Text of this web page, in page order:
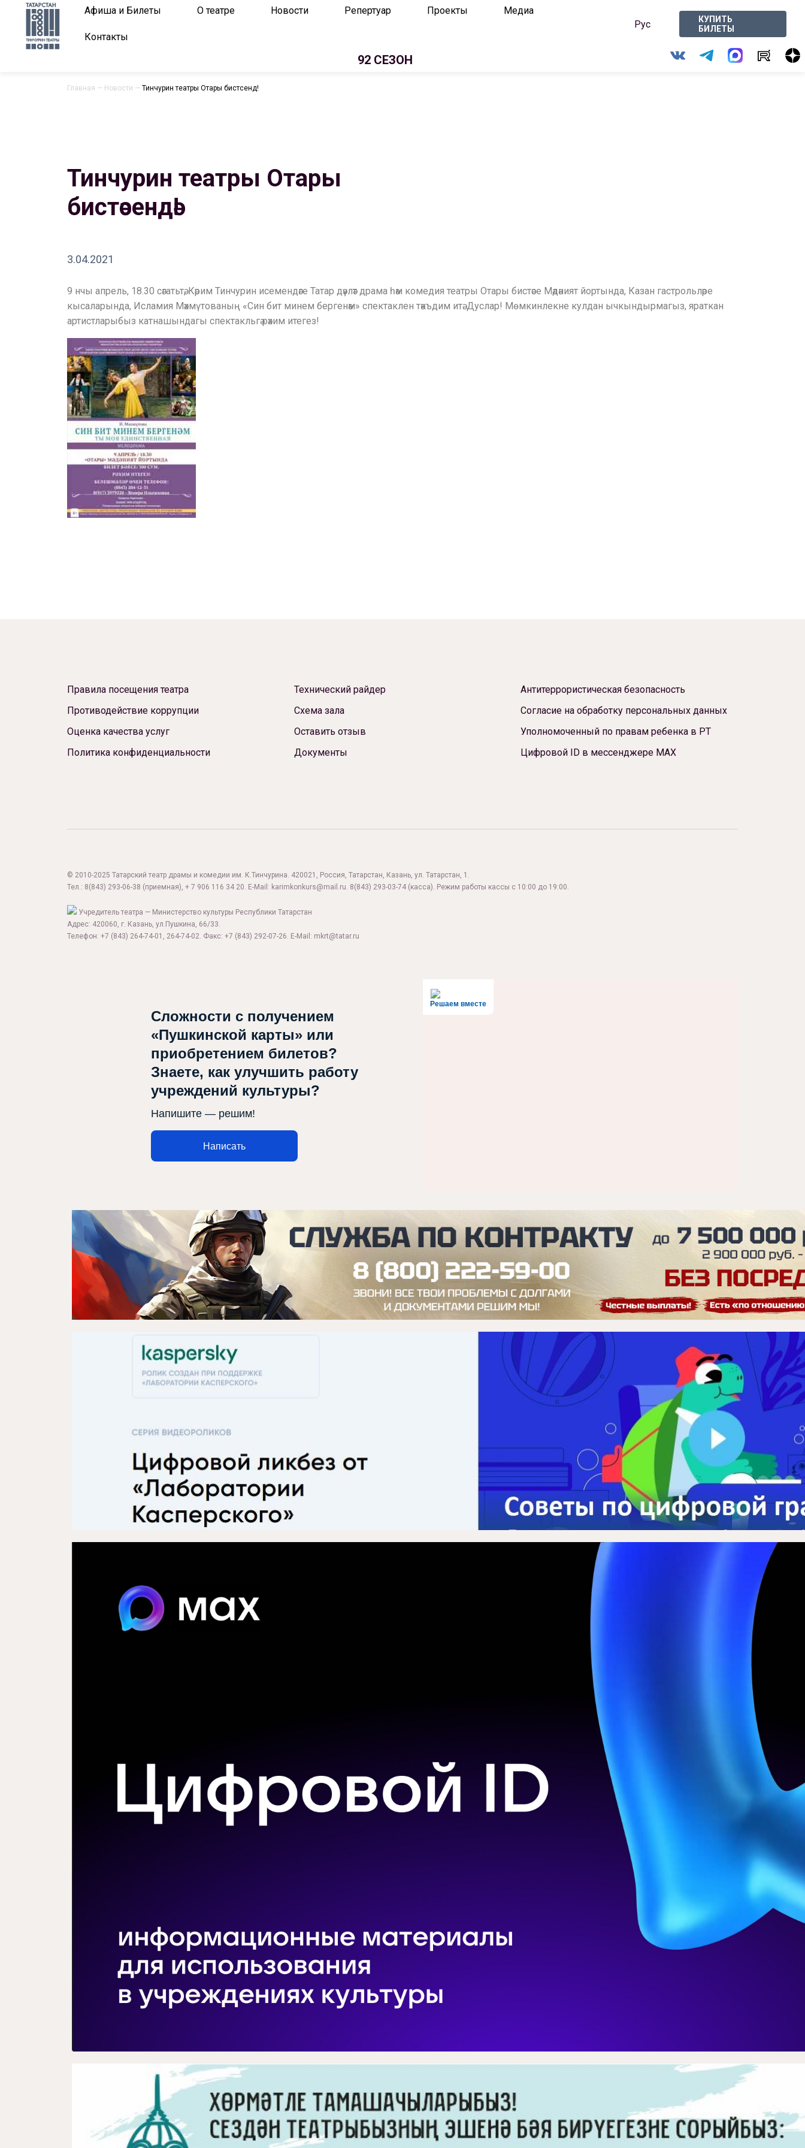
Афиша и Билеты О театре Новости Репертуар Проекты Медиа
Контакты
Рус
КУПИТЬ
БИЛЕТЫ
92 СЕЗОН
Проекты
Медиа
Контакты
Главная — Новости — Тинчурин театры Отары бистәсендә!
Тинчурин театры Отары
бистәсендә!
3.04.2021
9 нчы апрель, 18.30 сәгатьтә, Кәрим Тинчурин исемендәге Татар дәүләт драма һәм комедия театры Отары бистәсе Мәдәният йортында, Казан гастрольләре
кысаларында, Исламия Мәхмүтованың «Син бит минем бергенәм» спектаклен тәкъдим итә. Дуслар! Мөмкинлекне кулдан ычкындырмагыз, яраткан
артистларыбыз катнашындагы спектакльгә рәхим итегез!
Правила посещения театра
Противодействие коррупции
Оценка качества услуг
Политика конфиденциальности
Технический райдер
Схема зала
Оставить отзыв
Документы
Антитеррористическая безопасность
Согласие на обработку персональных данных
Уполномоченный по правам ребенка в РТ
Цифровой ID в мессенджере МАХ
© 2010-2025 Татарский театр драмы и комедии им. К.Тинчурина. 420021, Россия, Татарстан, Казань, ул. Татарстан, 1.
Тел.: 8(843) 293-06-38 (приемная), + 7 906 116 34 20. E-Mail: karimkonkurs@mail.ru. 8(843) 293-03-74 (касса). Режим работы кассы с 10:00 до 19:00.
Учредитель театра — Министерство культуры Республики Татарстан
Адрес: 420060, г. Казань, ул.Пушкина, 66/33.
Телефон: +7 (843) 264-74-01, 264-74-02. Факс: +7 (843) 292-07-26. E-Mail: mkrt@tatar.ru
Решаем вместе
Сложности с получением
«Пушкинской карты» или
приобретением билетов?
Знаете, как улучшить работу
учреждений культуры?
Напишите — решим!
Написать